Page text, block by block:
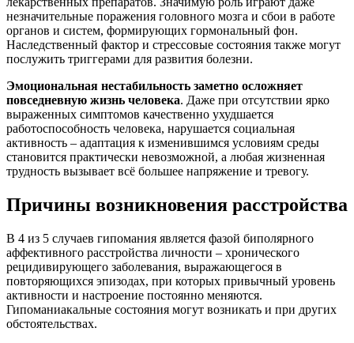
незначительные поражения головного мозга и сбои в работе
органов и систем, формирующих гормональный фон.
Наследственный фактор и стрессовые состояния также могут
послужить триггерами для развития болезни.
Эмоциональная нестабильность заметно осложняет
повседневную жизнь человека. Даже при отсутствии ярко
выраженных симптомов качественно ухудшается
работоспособность человека, нарушается социальная
активность – адаптация к изменившимся условиям среды
становится практически невозможной, а любая жизненная
трудность вызывает всё большее напряжение и тревогу.
Причины возникновения расстройства
В 4 из 5 случаев гипомания является фазой биполярного
аффективного расстройства личности – хронического
рецидивирующего заболевания, выражающегося в
повторяющихся эпизодах, при которых привычный уровень
активности и настроение постоянно меняются.
Гипоманиакальные состояния могут возникать и при других
обстоятельствах.